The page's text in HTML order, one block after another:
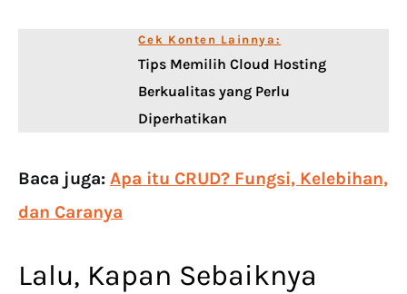
Cek Konten Lainnya:
Tips Memilih Cloud Hosting
Berkualitas yang Perlu
Diperhatikan
Baca juga: Apa itu CRUD? Fungsi, Kelebihan,
dan Caranya
Lalu, Kapan Sebaiknya